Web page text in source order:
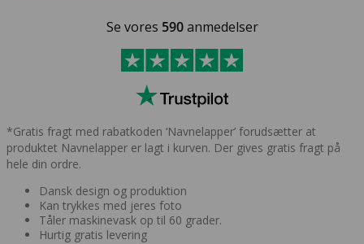
Se vores 590anmedelser
*Gratis fragt med rabatkoden ‘Navnelapper’ forudsætter at
produktet Navnelapper er lagt i kurven. Der gives gratis fragt på
hele din ordre.
Dansk design og produktion
Kan trykkes med jeres foto
Tåler maskinevask op til 60 grader.
Hurtig gratis levering